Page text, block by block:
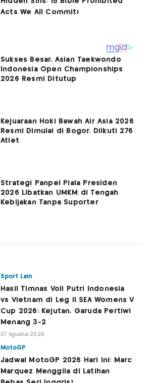
Sukses Besar, Asian Taekwondo
Indonesia Open Championships
2026 Resmi Ditutup
Kejuaraan Hoki Bawah Air Asia 2026
Resmi Dimulai di Bogor, Diikuti 276
Atlet
Strategi Panpel Piala Presiden
2026 Libatkan UMKM di Tengah
Kebijakan Tanpa Suporter
Sport Lain
Hasil Timnas Voli Putri Indonesia
vs Vietnam di Leg II SEA Womens V
Cup 2026: Kejutan, Garuda Pertiwi
Menang 3-2
07 Agustus 2026
MotoGP
Jadwal MotoGP 2026 Hari Ini: Marc
Marquez Menggila di Latihan